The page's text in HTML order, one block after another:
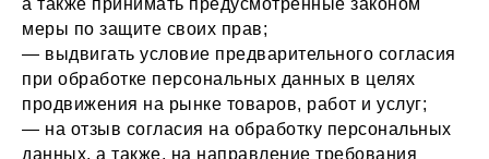
а также принимать предусмотренные законом
меры по защите своих прав;
— выдвигать условие предварительного согласия
при обработке персональных данных в целях
продвижения на рынке товаров, работ и услуг;
— на отзыв согласия на обработку персональных
данных, а также, на направление требования